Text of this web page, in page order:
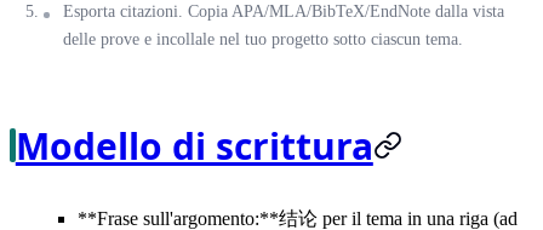
Esporta citazioni. Copia APA/MLA/BibTeX/EndNote dalla vista
delle prove e incollale nel tuo progetto sotto ciascun tema.
Modello di scrittura
**Frase sull'argomento:**结论 per il tema in una riga (ad